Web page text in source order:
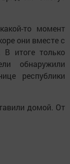
то момент
они вместе с
итоге только
обнаружили
республики
домой. От